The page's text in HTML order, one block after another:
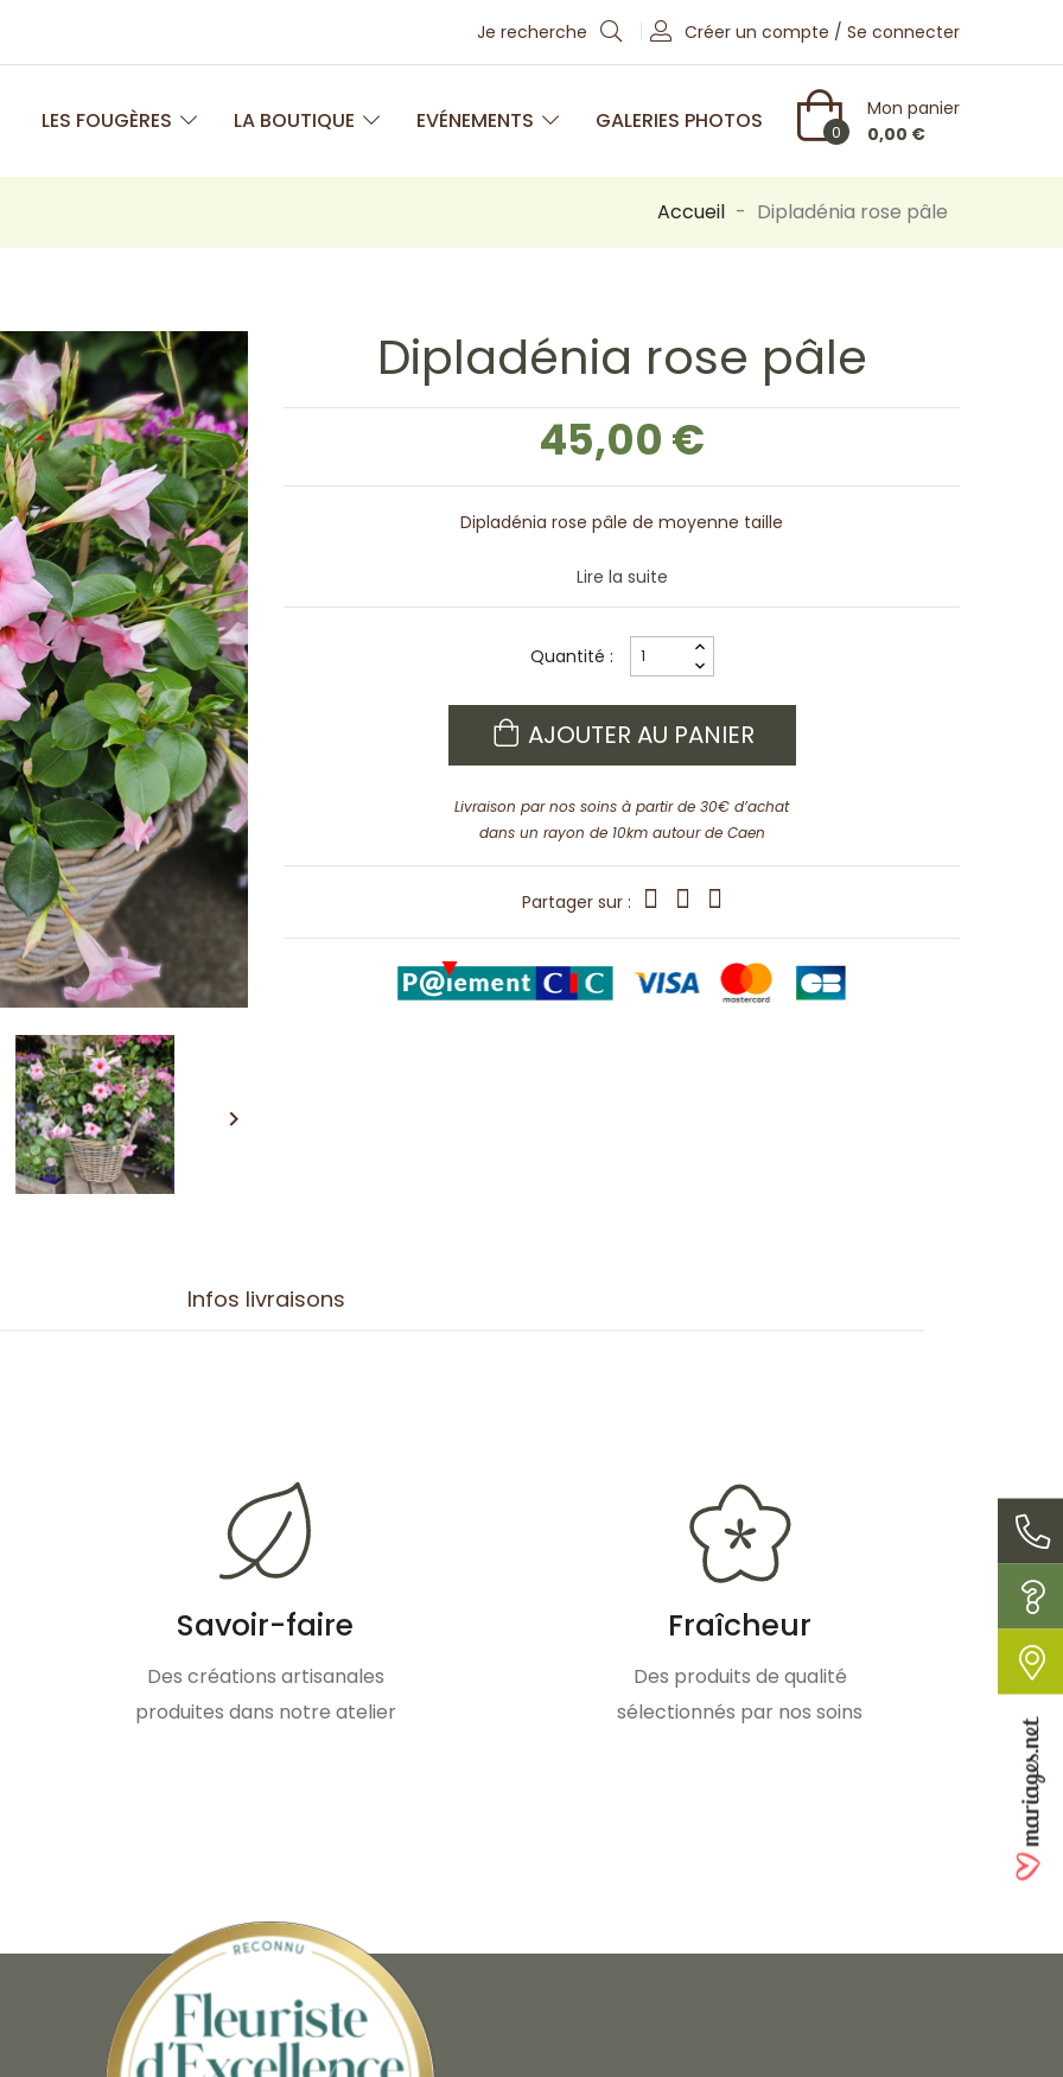
Je recherche Créer un compte / Se connecter
LES FOUGÈRES LA BOUTIQUE EVÉNEMENTS GALERIES PHOTOS 0
Mon panier
0,00 €
Accueil Dipladénia rose pâle

Dipladénia rose pâle
45,00 €
Dipladénia rose pâle de moyenne taille
Lire la suite
Quantité :
AJOUTER AU PANIER
Livraison par nos soins à partir de 30€ d’achat
dans un rayon de 10km autour de Caen
Partager sur :
Infos livraisons
Savoir-faire
Des créations artisanales
produites dans notre atelier
Fraîcheur
Des produits de qualité
sélectionnés par nos soins